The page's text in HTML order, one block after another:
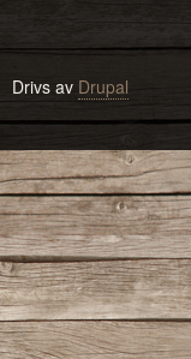
Drivs av Drupal